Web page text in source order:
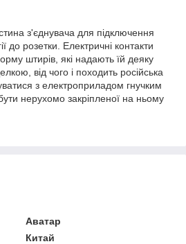
з'єднувача для підключення
до розетки. Електричні контакти
штирів, які надають їй деяку
від чого і походить російська
з електроприладом гнучким
нерухомо закріпленої на ньому
Аватар
Китай